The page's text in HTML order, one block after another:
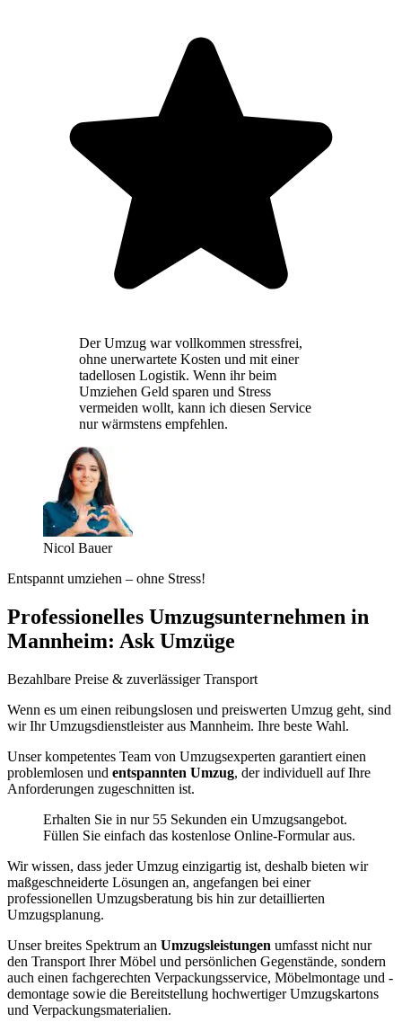
Der Umzug war vollkommen stressfrei,
ohne unerwartete Kosten und mit einer
tadellosen Logistik. Wenn ihr beim
Umziehen Geld sparen und Stress
vermeiden wollt, kann ich diesen Service
nur wärmstens empfehlen.
Nicol Bauer
Entspannt umziehen – ohne Stress!
Professionelles Umzugsunternehmen in
Mannheim: Ask Umzüge
Bezahlbare Preise & zuverlässiger Transport
Wenn es um einen reibungslosen und preiswerten Umzug geht, sind
wir Ihr Umzugsdienstleister aus Mannheim. Ihre beste Wahl.
Unser kompetentes Team von Umzugsexperten garantiert einen
problemlosen und entspannten Umzug, der individuell auf Ihre
Anforderungen zugeschnitten ist.
Erhalten Sie in nur 55 Sekunden ein Umzugsangebot.
Füllen Sie einfach das kostenlose Online-Formular aus.
Wir wissen, dass jeder Umzug einzigartig ist, deshalb bieten wir
maßgeschneiderte Lösungen an, angefangen bei einer
professionellen Umzugsberatung bis hin zur detaillierten
Umzugsplanung.
Unser breites Spektrum an Umzugsleistungen umfasst nicht nur
den Transport Ihrer Möbel und persönlichen Gegenstände, sondern
auch einen fachgerechten Verpackungsservice, Möbelmontage und -
demontage sowie die Bereitstellung hochwertiger Umzugskartons
und Verpackungsmaterialien.